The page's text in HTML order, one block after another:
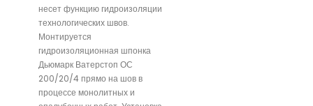
несет функцию гидроизоляции
технологических швов.
Монтируется
гидроизоляционная шпонка
Дьюмарк Ватерстоп ОС
200/20/4 прямо на шов в
процессе монолитных и